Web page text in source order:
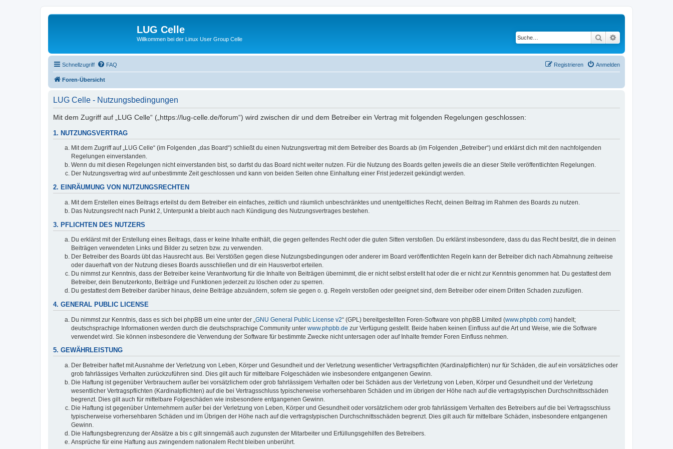
LUG Celle
Willkommen bei der Linux User Group Celle Suche
Schnellzugriff FAQ Anmelden
Registrieren
Foren-Übersicht
LUG Celle - Nutzungsbedingungen
Mit dem Zugriff auf „LUG Celle“ („https://lug-celle.de/forum“) wird zwischen dir und dem Betreiber ein Vertrag mit folgenden Regelungen geschlossen:
1. NUTZUNGSVERTRAG
Mit dem Zugriff auf „LUG Celle“ (im Folgenden „das Board“) schließt du einen Nutzungsvertrag mit dem Betreiber des Boards ab (im Folgenden „Betreiber“) und erklärst dich mit den nachfolgenden
Regelungen einverstanden.
Wenn du mit diesen Regelungen nicht einverstanden bist, so darfst du das Board nicht weiter nutzen. Für die Nutzung des Boards gelten jeweils die an dieser Stelle veröffentlichten Regelungen.
Der Nutzungsvertrag wird auf unbestimmte Zeit geschlossen und kann von beiden Seiten ohne Einhaltung einer Frist jederzeit gekündigt werden.
2. EINRÄUMUNG VON NUTZUNGSRECHTEN
Mit dem Erstellen eines Beitrags erteilst du dem Betreiber ein einfaches, zeitlich und räumlich unbeschränktes und unentgeltliches Recht, deinen Beitrag im Rahmen des Boards zu nutzen.
Das Nutzungsrecht nach Punkt 2, Unterpunkt a bleibt auch nach Kündigung des Nutzungsvertrages bestehen.
3. PFLICHTEN DES NUTZERS
Du erklärst mit der Erstellung eines Beitrags, dass er keine Inhalte enthält, die gegen geltendes Recht oder die guten Sitten verstoßen. Du erklärst insbesondere, dass du das Recht besitzt, die in deinen
Beiträgen verwendeten Links und Bilder zu setzen bzw. zu verwenden.
Der Betreiber des Boards übt das Hausrecht aus. Bei Verstößen gegen diese Nutzungsbedingungen oder anderer im Board veröffentlichten Regeln kann der Betreiber dich nach Abmahnung zeitweise
oder dauerhaft von der Nutzung dieses Boards ausschließen und dir ein Hausverbot erteilen.
Du nimmst zur Kenntnis, dass der Betreiber keine Verantwortung für die Inhalte von Beiträgen übernimmt, die er nicht selbst erstellt hat oder die er nicht zur Kenntnis genommen hat. Du gestattest dem
Betreiber, dein Benutzerkonto, Beiträge und Funktionen jederzeit zu löschen oder zu sperren.
Du gestattest dem Betreiber darüber hinaus, deine Beiträge abzuändern, sofern sie gegen o. g. Regeln verstoßen oder geeignet sind, dem Betreiber oder einem Dritten Schaden zuzufügen.
4. GENERAL PUBLIC LICENSE
Du nimmst zur Kenntnis, dass es sich bei phpBB um eine unter der „ GNU General Public License v2“ (GPL) bereitgestellten Foren-Software von phpBB Limited (www.phpbb.com) handelt;
deutschsprachige Informationen werden durch die deutschsprachige Community unter www.phpbb.de zur Verfügung gestellt. Beide haben keinen Einfluss auf die Art und Weise, wie die Software
verwendet wird. Sie können insbesondere die Verwendung der Software für bestimmte Zwecke nicht untersagen oder auf Inhalte fremder Foren Einfluss nehmen.
5. GEWÄHRLEISTUNG
Der Betreiber haftet mit Ausnahme der Verletzung von Leben, Körper und Gesundheit und der Verletzung wesentlicher Vertragspflichten (Kardinalpflichten) nur für Schäden, die auf ein vorsätzliches oder
grob fahrlässiges Verhalten zurückzuführen sind. Dies gilt auch für mittelbare Folgeschäden wie insbesondere entgangenen Gewinn.
Die Haftung ist gegenüber Verbrauchern außer bei vorsätzlichem oder grob fahrlässigem Verhalten oder bei Schäden aus der Verletzung von Leben, Körper und Gesundheit und der Verletzung
wesentlicher Vertragspflichten (Kardinalpflichten) auf die bei Vertragsschluss typischerweise vorhersehbaren Schäden und im übrigen der Höhe nach auf die vertragstypischen Durchschnittsschäden
begrenzt. Dies gilt auch für mittelbare Folgeschäden wie insbesondere entgangenen Gewinn.
Die Haftung ist gegenüber Unternehmern außer bei der Verletzung von Leben, Körper und Gesundheit oder vorsätzlichem oder grob fahrlässigem Verhalten des Betreibers auf die bei Vertragsschluss
typischerweise vorhersehbaren Schäden und im Übrigen der Höhe nach auf die vertragstypischen Durchschnittsschäden begrenzt. Dies gilt auch für mittelbare Schäden, insbesondere entgangenen
Gewinn.
Die Haftungsbegrenzung der Absätze a bis c gilt sinngemäß auch zugunsten der Mitarbeiter und Erfüllungsgehilfen des Betreibers.
Ansprüche für eine Haftung aus zwingendem nationalem Recht bleiben unberührt.